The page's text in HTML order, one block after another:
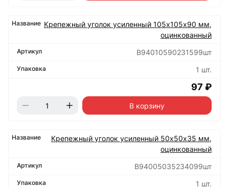
Крепежный уголок усиленный 105х105х90 мм,
оцинкованный
B94010590231599шт
1 шт.
97 ₽
В корзину
Крепежный уголок усиленный 50х50х35 мм,
оцинкованный
B94005035234099шт
1 шт.